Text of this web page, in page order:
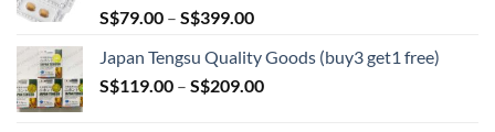
S$79.00 – S$399.00Price
S$79.00
through
Japan Tengsu Quality Goods (buy3 get1 free)
S$119.00 – S$209.00Price